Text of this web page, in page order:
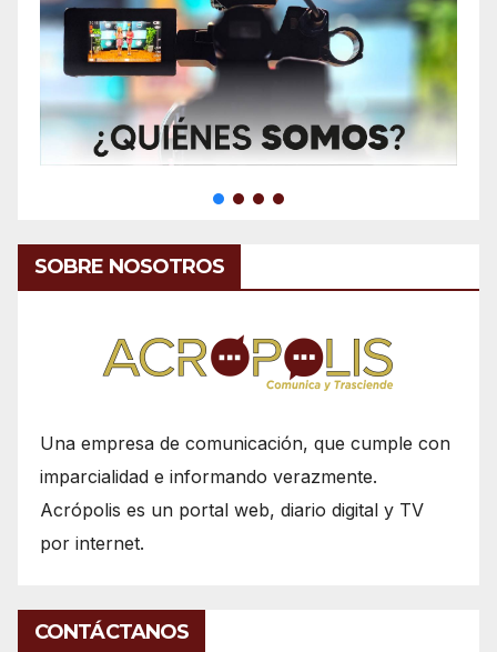
SOBRE NOSOTROS
Una empresa de comunicación, que cumple con
imparcialidad e informando verazmente.
Acrópolis es un portal web, diario digital y TV
por internet.
CONTÁCTANOS